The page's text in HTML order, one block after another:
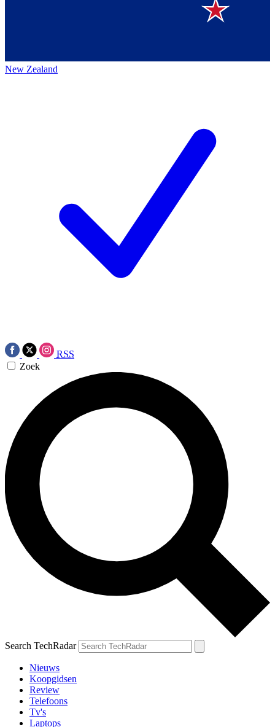
New Zealand
RSS
Zoek
Search TechRadar
Nieuws
Koopgidsen
Review
Telefoons
Tv's
Laptops